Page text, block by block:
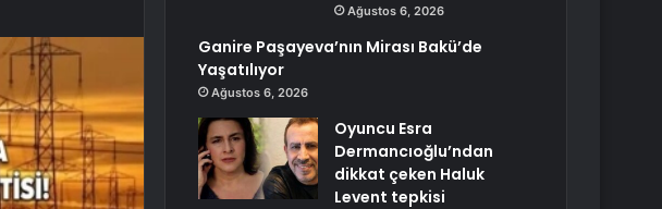
Ağustos 6, 2026
Ganire Paşayeva’nın Mirası Bakü’de
Yaşatılıyor
Ağustos 6, 2026
Oyuncu Esra
Dermancıoğlu’ndan
dikkat çeken Haluk
Levent tepkisi